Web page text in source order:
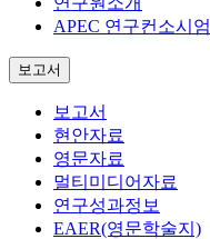
APEC 연구컨소시엄
보고서
보고서
현안자료
영문자료
멀티미디어자료
연구성과정보
EAER(영문학술지)